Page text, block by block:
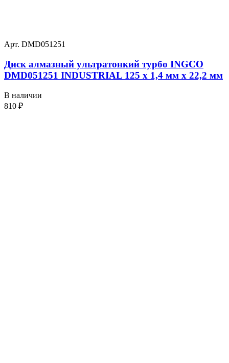
Арт. DMD051251
Диск алмазный ультратонкий турбо INGCO
DMD051251 INDUSTRIAL 125 х 1,4 мм x 22,2 мм
В наличии
810 ₽